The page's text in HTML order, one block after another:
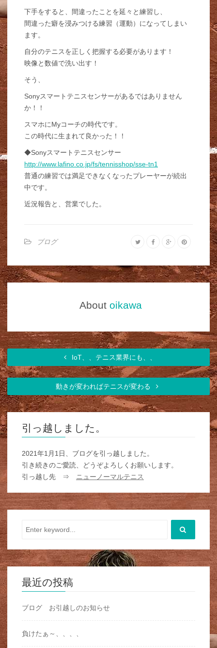
下手をすると、間違ったことを延々と練習し、
間違った癖を浸みつける練習（運動）になってしまい
ます。
自分のテニスを正しく把握する必要があります！
映像と数値で洗い出す！
そう、
Sonyスマートテニスセンサーがあるではありません
か！！
スマホにMyコーチの時代です。
この時代に生まれて良かった！！
◆Sonyスマートテニスセンサー
http://www.lafino.co.jp/fs/tennisshop/sse-tn1
普通の練習では満足できなくなったプレーヤーが続出
中です。
近況報告と、営業でした。
ブログ
About oikawa
IoT、、テニス業界にも、、
動きが変わればテニスが変わる
引っ越しました。
2021年1月1日、ブログを引っ越しました。
引き続きのご愛読、どうぞよろしくお願いします。
引っ越し先 ⇒ ニューノーマルテニス
最近の投稿
ブログ お引越しのお知らせ
負けたぁ～、、、、